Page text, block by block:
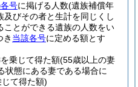
号に掲げる人数(遺族補償年
びその者と生計を同じくし
ことができる遺族の人数をい
き 当該各号に定める額とす
乗じて得た額(55歳以上の妻
状態にある妻である場合に
て得た額)